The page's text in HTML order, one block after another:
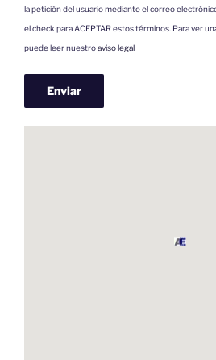
la petición del usuario mediante el correo
el check para ACEPTAR estos términos. Para ver
puede leer nuestroaviso legal